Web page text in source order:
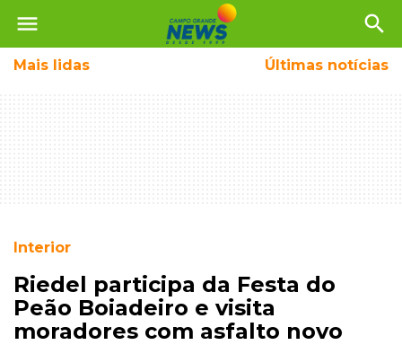
menu search
Mais lidas Últimas notícias
Interior
Riedel participa da Festa do
Peão Boiadeiro e visita
moradores com asfalto novo